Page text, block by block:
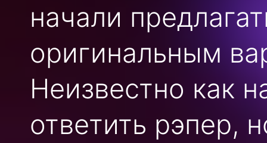
начали
оригинальным
Неизвестно как
ответить рэпер,